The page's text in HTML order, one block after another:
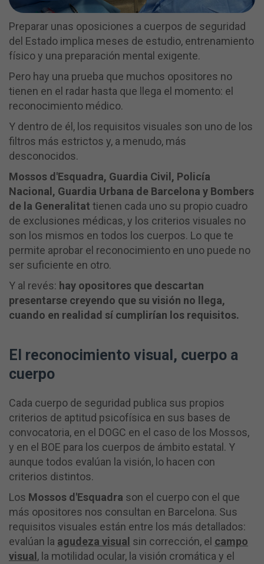
Preparar unas oposiciones a cuerpos de seguridad
del Estado implica meses de estudio, entrenamiento
físico y una preparación mental exigente.
Pero hay una prueba que muchos opositores no
tienen en el radar hasta que llega el momento: el
reconocimiento médico.
Y dentro de él, los requisitos visuales son uno de los
filtros más estrictos y, a menudo, más
desconocidos.
Mossos d'Esquadra, Guardia Civil, Policía
Nacional, Guardia Urbana de Barcelona y Bombers
de la Generalitat tienen cada uno su propio cuadro
de exclusiones médicas, y los criterios visuales no
son los mismos en todos los cuerpos. Lo que te
permite aprobar el reconocimiento en uno puede no
ser suficiente en otro.
Y al revés: hay opositores que descartan
presentarse creyendo que su visión no llega,
cuando en realidad sí cumplirían los requisitos.
El reconocimiento visual, cuerpo a
cuerpo
Cada cuerpo de seguridad publica sus propios
criterios de aptitud psicofísica en sus bases de
convocatoria, en el DOGC en el caso de los Mossos,
y en el BOE para los cuerpos de ámbito estatal. Y
aunque todos evalúan la visión, lo hacen con
criterios distintos.
Los Mossos d'Esquadra son el cuerpo con el que
más opositores nos consultan en Barcelona. Sus
requisitos visuales están entre los más detallados:
evalúan la agudeza visual sin corrección, el campo
visual , la motilidad ocular, la visión cromática y el